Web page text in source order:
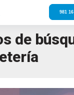
981
de